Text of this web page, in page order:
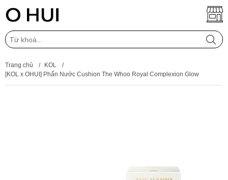
Trang chủ / KOL
/
[KOL x OHUI] Phấn Nước Cushion The Whoo Royal Complexion Glow